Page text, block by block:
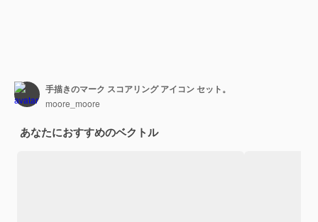
手描きのマーク スコアリング アイコン セット。
moore_moore
あなたにおすすめのベクトル